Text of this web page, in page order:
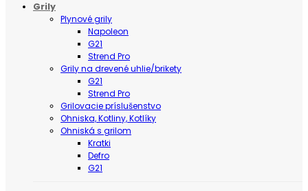
Grily
Plynové grily
Napoleon
G21
Strend Pro
Grily na drevené uhlie/brikety
G21
Strend Pro
Grilovacie príslušenstvo
Ohniska, Kotliny, Kotlíky
Ohniská s grilom
Kratki
Defro
G21